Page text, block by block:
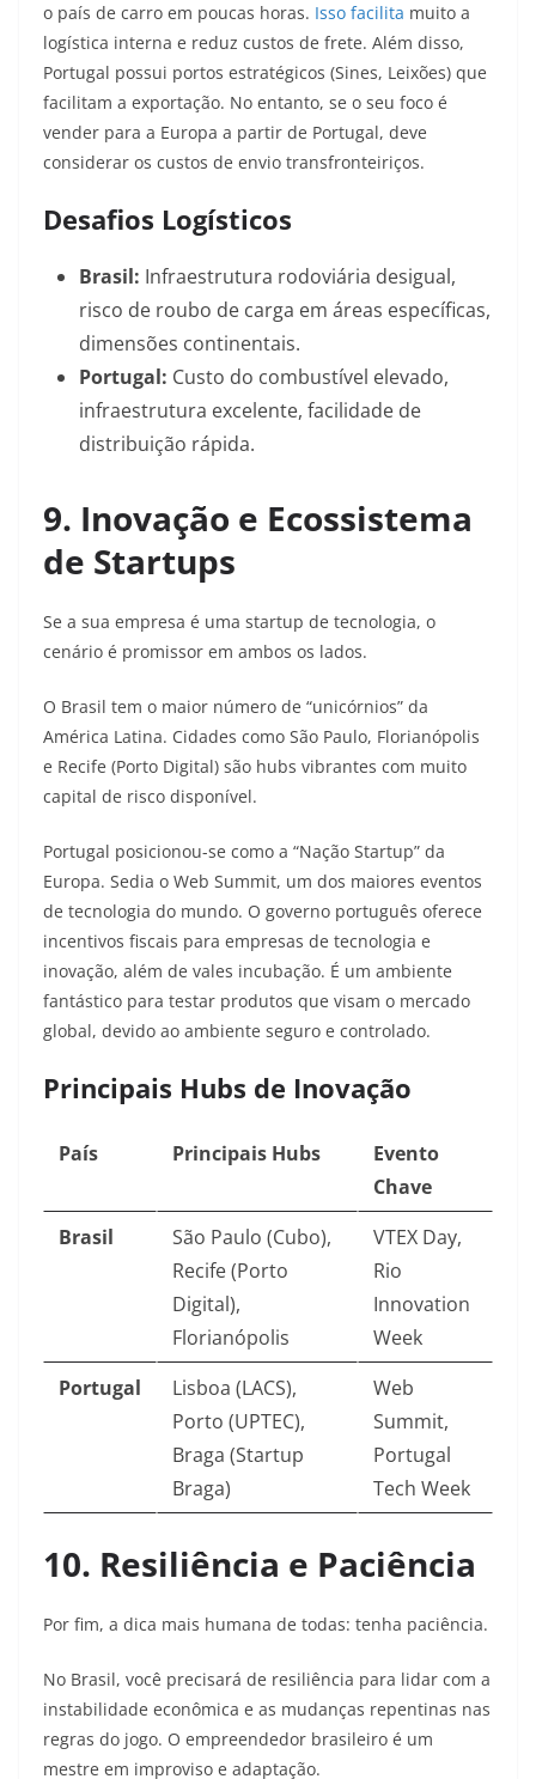
o país de carro em poucas horas. Isso facilita muito a
logística interna e reduz custos de frete. Além disso,
Portugal possui portos estratégicos (Sines, Leixões) que
facilitam a exportação. No entanto, se o seu foco é
vender para a Europa a partir de Portugal, deve
considerar os custos de envio transfronteiriços.
Desafios Logísticos
Brasil: Infraestrutura rodoviária desigual,
risco de roubo de carga em áreas específicas,
dimensões continentais.
Portugal: Custo do combustível elevado,
infraestrutura excelente, facilidade de
distribuição rápida.
9. Inovação e Ecossistema
de Startups
Se a sua empresa é uma startup de tecnologia, o
cenário é promissor em ambos os lados.
O Brasil tem o maior número de “unicórnios” da
América Latina. Cidades como São Paulo, Florianópolis
e Recife (Porto Digital) são hubs vibrantes com muito
capital de risco disponível.
Portugal posicionou-se como a “Nação Startup” da
Europa. Sedia o Web Summit, um dos maiores eventos
de tecnologia do mundo. O governo português oferece
incentivos fiscais para empresas de tecnologia e
inovação, além de vales incubação. É um ambiente
fantástico para testar produtos que visam o mercado
global, devido ao ambiente seguro e controlado.
Principais Hubs de Inovação
País Principais Hubs
Evento
Chave
Brasil
São Paulo (Cubo),
Recife (Porto
Digital),
Florianópolis
VTEX Day,
Rio
Innovation
Week
Portugal
Lisboa (LACS),
Porto (UPTEC),
Braga (Startup
Braga)
Web
Summit,
Portugal
Tech Week
10. Resiliência e Paciência
Por fim, a dica mais humana de todas: tenha paciência.
No Brasil, você precisará de resiliência para lidar com a
instabilidade econômica e as mudanças repentinas nas
regras do jogo. O empreendedor brasileiro é um
mestre em improviso e adaptação.